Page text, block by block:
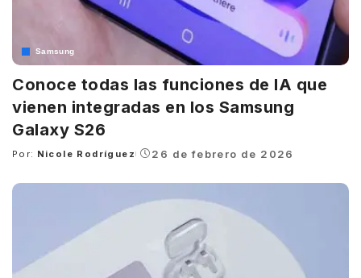
Samsung
Conoce todas las funciones de IA que
vienen integradas en los Samsung
Galaxy S26
Posted
Por: Nicole Rodríguez 26 de febrero de 2026